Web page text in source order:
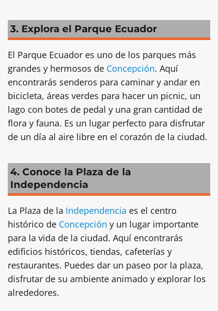
3. Explora el Parque Ecuador
El Parque Ecuador es uno de los parques más
grandes y hermosos de Concepción. Aquí
encontrarás senderos para caminar y andar en
bicicleta, áreas verdes para hacer un picnic, un
lago con botes de pedal y una gran cantidad de
flora y fauna. Es un lugar perfecto para disfrutar
de un día al aire libre en el corazón de la ciudad.
4. Conoce la Plaza de la
Independencia
La Plaza de la Independencia es el centro
histórico de Concepción y un lugar importante
para la vida de la ciudad. Aquí encontrarás
edificios históricos, tiendas, cafeterías y
restaurantes. Puedes dar un paseo por la plaza,
disfrutar de su ambiente animado y explorar los
alrededores.